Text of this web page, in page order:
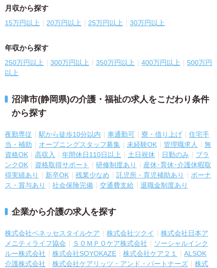
月収から探す
15万円以上 20万円以上 25万円以上 30万円以上
年収から探す
250万円以上 300万円以上 350万円以上 400万円以上
500万円
以上
沼津市(静岡県)の介護・福祉の求人をこだわり条件
から探す
夜勤専従 駅から徒歩10分以内 車通勤可 寮・借り上げ
住宅手
当・補助
オープニングスタッフ募集 未経験OK 管理職求人
無
資格OK
高収入 年間休日110日以上 土日祝休 日勤のみ
ブラ
ンクOK
資格取得サポート 研修制度あり
産休･育休･介護休暇取
得実績あり
新卒OK 残業少なめ 託児所・育児補助あり
ボーナ
ス・賞与あり
社会保険完備 交通費支給 退職金制度あり
企業から介護の求人を探す
株式会社ベネッセスタイルケア 株式会社ツクイ
株式会社日本ア
メニティライフ協会
ＳＯＭＰＯケア株式会社
ソーシャルインク
ルー株式会社
株式会社SOYOKAZE 株式会社ケア２１
ALSOK
介護株式会社
株式会社ケアリッツ・アンド・パートナーズ
株式